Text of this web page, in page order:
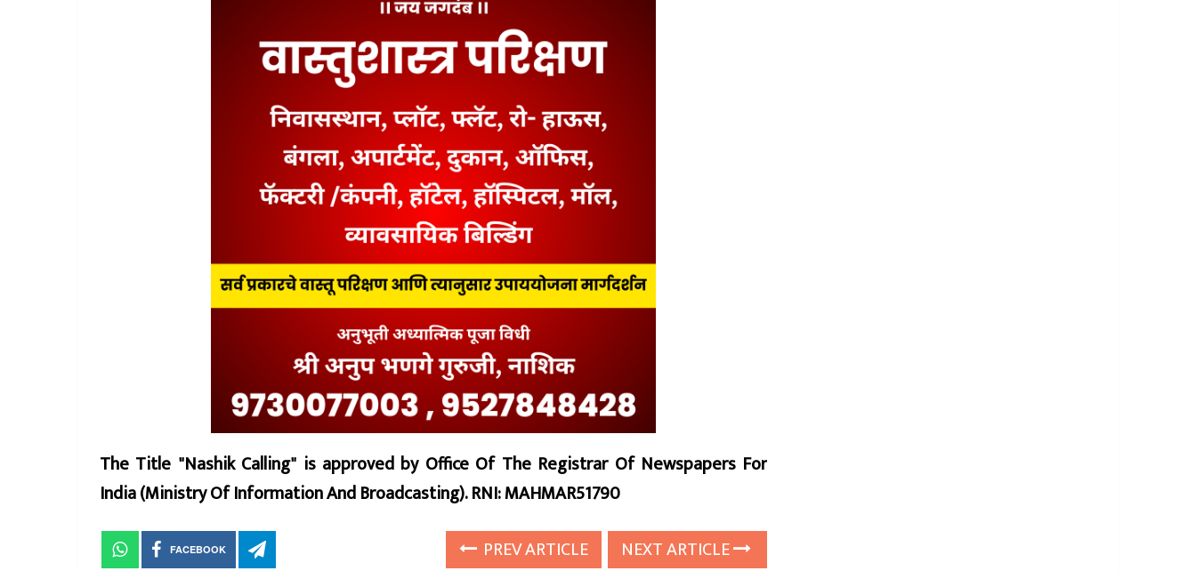
The Title "Nashik Calling" is approved by Office Of The Registrar Of Newspapers For
India (Ministry Of Information And Broadcasting). RNI: MAHMAR51790
FACEBOOK PREV ARTICLE NEXT ARTICLE